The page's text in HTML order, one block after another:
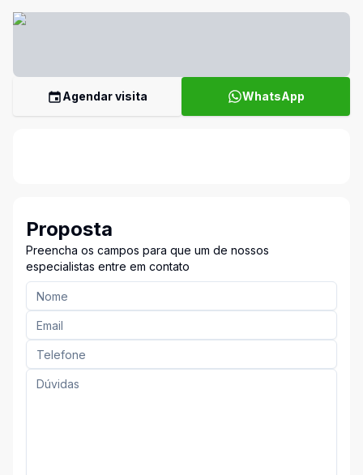
Agendar visita WhatsApp
Proposta
Preencha os campos para que um de nossos
especialistas entre em contato